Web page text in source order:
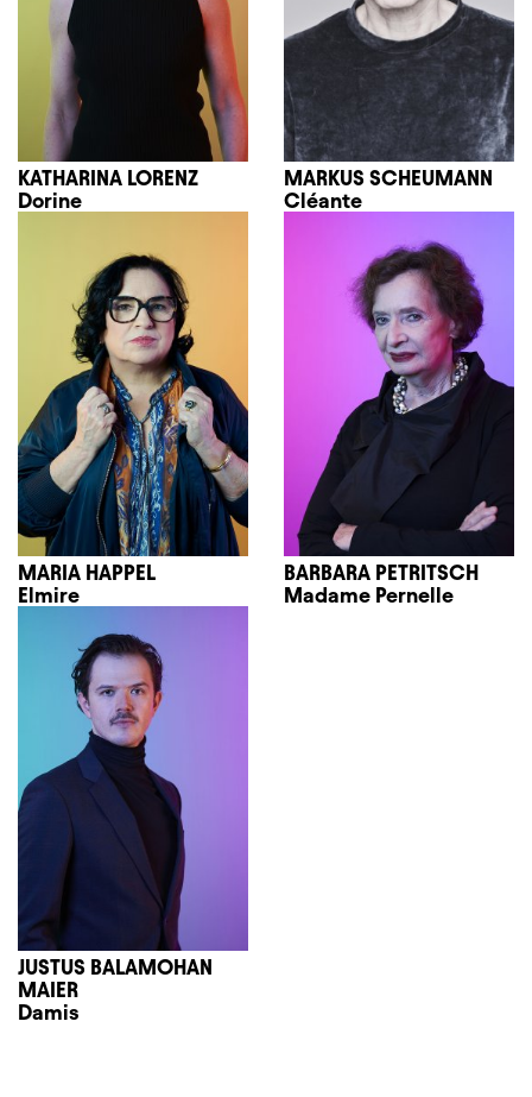
KATHARINA LORENZ
Dorine
MARKUS SCHEUMANN
Cléante
MARIA HAPPEL
Elmire
BARBARA PETRITSCH
Madame Pernelle
JUSTUS BALAMOHAN
MAIER
Damis